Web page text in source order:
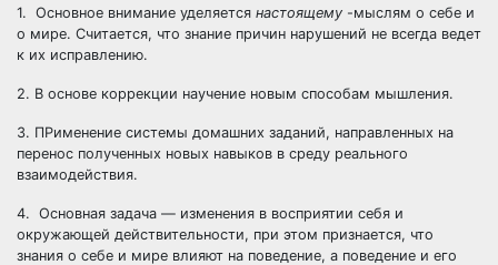
1. Основное внимание уделяется настоящему -мыслям о себе и
о мире. Считается, что знание причин нарушений не всегда ведет
к их исправлению.
2. В основе коррекции научение новым способам мышления.
3. ПРименение системы домашних заданий, направленных на
перенос полученных новых навыков в среду реального
взаимодействия.
4. Основная задача — изменения в восприятии себя и
окружающей действительности, при этом признается, что
знания о себе и мире влияют на поведение, а поведение и его